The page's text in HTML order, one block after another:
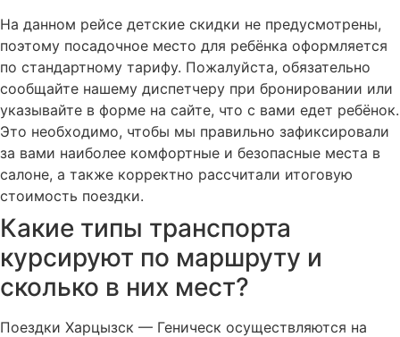
На данном рейсе детские скидки не предусмотрены,
поэтому посадочное место для ребёнка оформляется
по стандартному тарифу. Пожалуйста, обязательно
сообщайте нашему диспетчеру при бронировании или
указывайте в форме на сайте, что с вами едет ребёнок.
Это необходимо, чтобы мы правильно зафиксировали
за вами наиболее комфортные и безопасные места в
салоне, а также корректно рассчитали итоговую
стоимость поездки.
Какие типы транспорта
курсируют по маршруту и
сколько в них мест?
Поездки Харцызск — Геническ осуществляются на